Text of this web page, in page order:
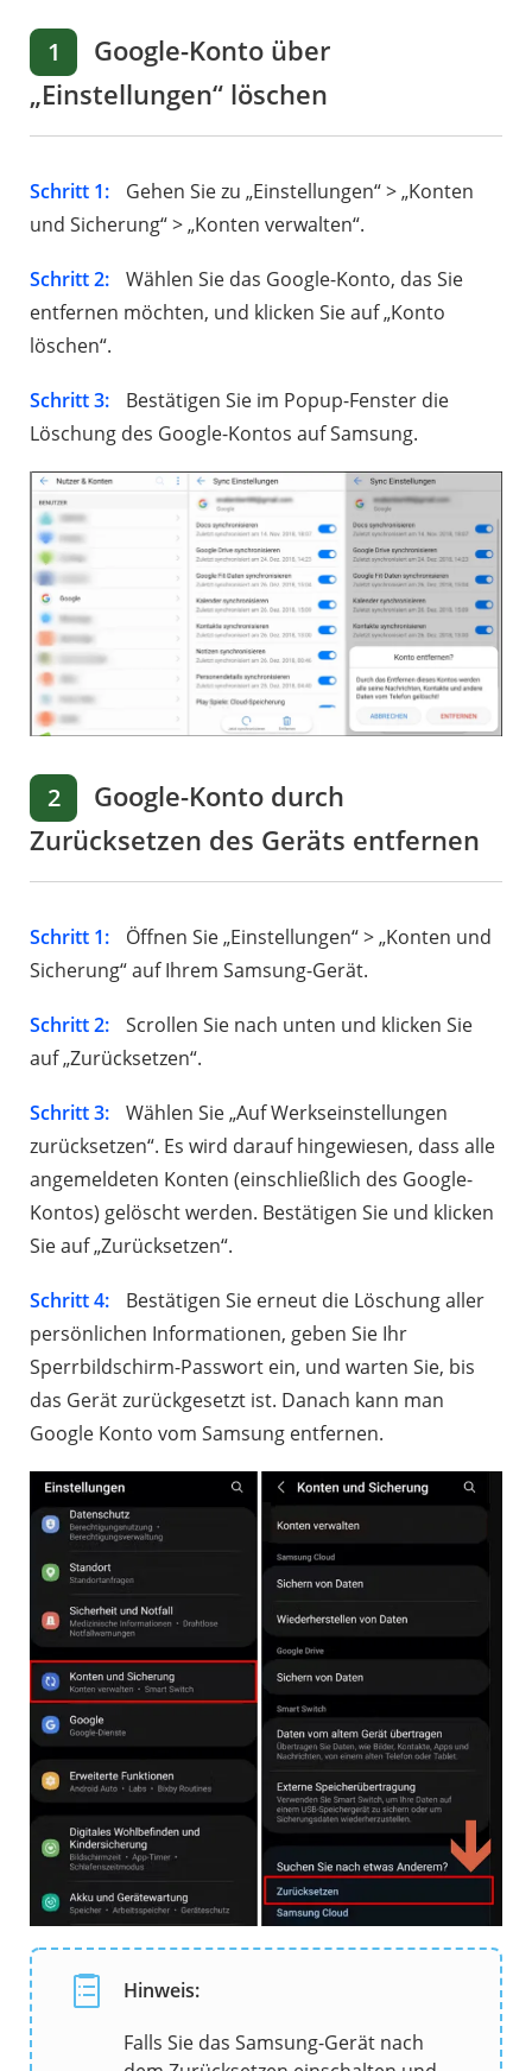
1
Google-Konto über
„Einstellungen“ löschen
Schritt 1:
Gehen Sie zu „Einstellungen“ > „Konten
und Sicherung“ > „Konten verwalten“.
Schritt 2:
Wählen Sie das Google-Konto, das Sie
entfernen möchten, und klicken Sie auf „Konto
löschen“.
Schritt 3:
Bestätigen Sie im Popup-Fenster die
Löschung des Google-Kontos auf Samsung.
2
Google-Konto durch
Zurücksetzen des Geräts entfernen
Schritt 1:
Öffnen Sie „Einstellungen“ > „Konten und
Sicherung“ auf Ihrem Samsung-Gerät.
Schritt 2:
Scrollen Sie nach unten und klicken Sie
auf „Zurücksetzen“.
Schritt 3:
Wählen Sie „Auf Werkseinstellungen
zurücksetzen“. Es wird darauf hingewiesen, dass alle
angemeldeten Konten (einschließlich des Google-
Kontos) gelöscht werden. Bestätigen Sie und klicken
Sie auf „Zurücksetzen“.
Schritt 4:
Bestätigen Sie erneut die Löschung aller
persönlichen Informationen, geben Sie Ihr
Sperrbildschirm-Passwort ein, und warten Sie, bis
das Gerät zurückgesetzt ist. Danach kann man
Google Konto vom Samsung entfernen.
Hinweis:
Falls Sie das Samsung-Gerät nach